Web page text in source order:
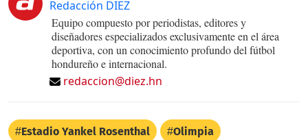
Redacción DIEZ
Equipo compuesto por periodistas, editores y
diseñadores especializados exclusivamente en el área
deportiva, con un conocimiento profundo del fútbol
hondureño e internacional.
redaccion@diez.hn
Estadio Yankel Rosenthal Olimpia